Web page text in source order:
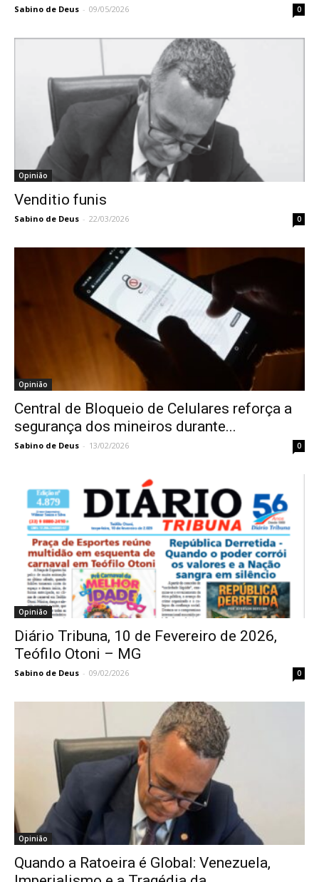
Sabino de Deus - 09/05/2026 0
Opinião
Venditio funis
Sabino de Deus - 22/03/2026 0
Opinião
Central de Bloqueio de Celulares reforça a
segurança dos mineiros durante...
Sabino de Deus - 13/02/2026 0
Opinião
Diário Tribuna, 10 de Fevereiro de 2026,
Teófilo Otoni – MG
Sabino de Deus - 09/02/2026 0
Opinião
Quando a Ratoeira é Global: Venezuela,